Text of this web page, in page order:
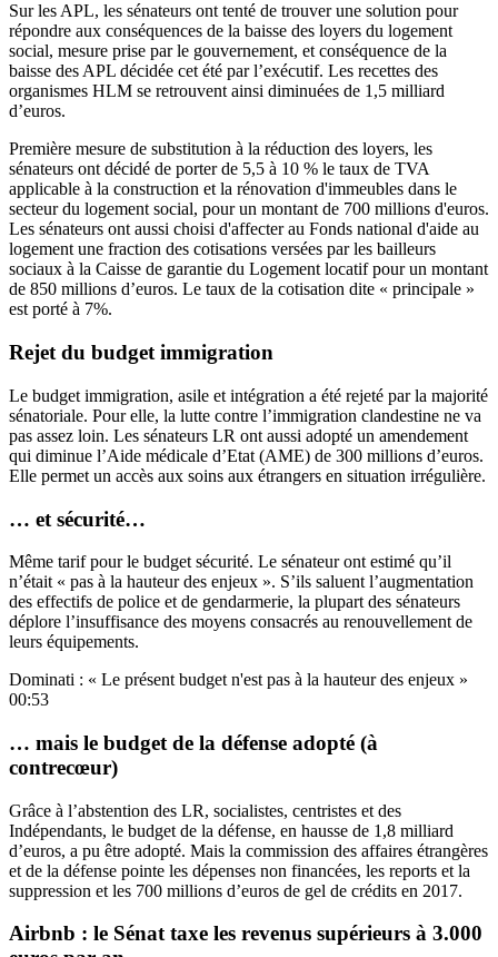
Sur les APL, les sénateurs onttenté de trouver une solution pour
répondre aux conséquences de la baisse des loyers du logement
social, mesure prise par le gouvernement, et conséquence de la
baisse des APL décidée cet été par l’exécutif. Les recettes des
organismes HLM se retrouvent ainsi diminuées de 1,5 milliard
d’euros.
Première mesure de substitution à la réduction des loyers, les
sénateurs ont décidé de porter de 5,5 à 10 % le taux de TVA
applicable à la construction et la rénovation d'immeubles dans le
secteur du logement social, pour un montant de 700 millions d'euros.
Les sénateurs ont aussi choisi d'affecter au Fonds national d'aide au
logement une fraction des cotisations versées par les bailleurs
sociaux à la Caisse de garantie du Logement locatif pour un montant
de 850 millions d’euros. Le taux de la cotisation dite « principale »
est porté à 7%.
Rejet du budget immigration
Le budget immigration, asile et intégration a été rejeté par la majorité
sénatoriale. Pour elle, la lutte contre l’immigration clandestine ne va
pas assez loin. Les sénateurs LR ont aussi adopté un amendement
qui diminue l’Aide médicale d’Etat (AME) de 300 millions d’euros.
Elle permet un accès aux soins aux étrangers en situation irrégulière.
… et sécurité…
Même tarif pour le budget sécurité. Le sénateur ont estimé qu’il
n’était « pas à la hauteur des enjeux ». S’ils saluent l’augmentation
des effectifs de police et de gendarmerie, la plupart des sénateurs
déplore l’insuffisance des moyens consacrés au renouvellement de
leurs équipements.
Dominati : « Le présent budget n'est pas à la hauteur des enjeux »
00:53
… mais le budget de la défense adopté (à
contrecœur)
Grâce à l’abstention des LR, socialistes, centristes et des
Indépendants, le budget de la défense, en hausse de 1,8 milliard
d’euros, a pu être adopté. Mais la commission des affaires étrangères
et de la défense pointe les dépenses non financées, les reports et la
suppression et les 700 millions d’euros de gel de crédits en 2017.
Airbnb : le Sénat taxe les revenus supérieurs à 3.000